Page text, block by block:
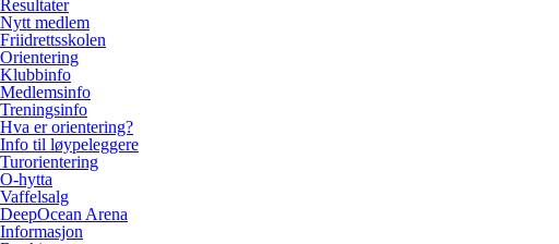
Resultater
Nytt medlem
Friidrettsskolen
Orientering
Klubbinfo
Medlemsinfo
Treningsinfo
Hva er orientering?
Info til løypeleggere
Turorientering
O-hytta
Vaffelsalg
DeepOcean Arena
Informasjon